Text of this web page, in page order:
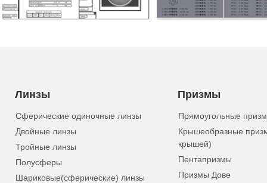
Линзы
Сферические одиночные линзы
Двойные линзы
Тройные линзы
Полусферы
Шариковые(сферические) линзы
Призмы
Прямоугольные
Крышеобразные
крышей)
Пентапризмы
Призмы Дове